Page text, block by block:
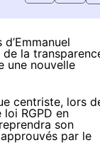
la
une nouvelle
centriste, lors
RGPD en
son
par le